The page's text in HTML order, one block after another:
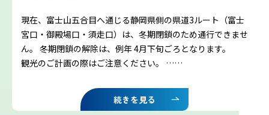
須走ルート
現在、富士山五合目へ通じる静岡県側の県道3ルート（富士
宮口・御殿場口・須走口）は、冬期閉鎖のため通行できませ
ん。 冬期閉鎖の解除は、例年 4月下旬ごろとなります。
観光のご計画の際はご注意ください。 ……
続きを見る